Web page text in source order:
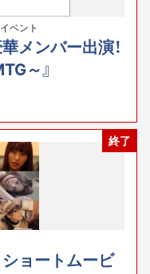
ベント
メンバー出演！
～』
終了
ョートムービ